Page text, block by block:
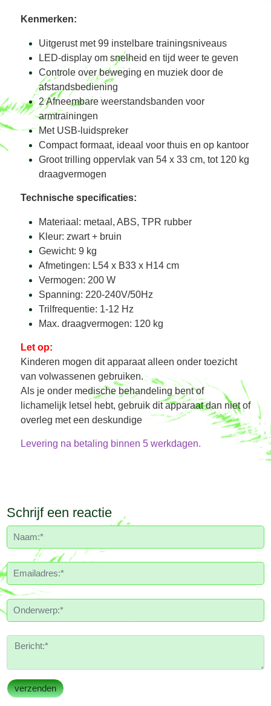
Kenmerken:
Uitgerust met 99 instelbare trainingsniveaus
LED-display om snelheid en tijd weer te geven
Controle over beweging en muziek door de
afstandsbediening
2 Afneembare weerstandsbanden voor
armtrainingen
Met USB-luidspreker
Compact formaat, ideaal voor thuis en op kantoor
Groot trilling oppervlak van 54 x 33 cm, tot 120 kg
draagvermogen
Technische specificaties:
Materiaal: metaal, ABS, TPR rubber
Kleur: zwart + bruin
Gewicht: 9 kg
Afmetingen: L54 x B33 x H14 cm
Vermogen: 200 W
Spanning: 220-240V/50Hz
Trilfrequentie: 1-12 Hz
Max. draagvermogen: 120 kg
Let op:
Kinderen mogen dit apparaat alleen onder toezicht
van volwassenen gebruiken.
Als je onder medische behandeling bent of
lichamelijk letsel hebt, gebruik dit apparaat dan niet of
overleg met een deskundige
Levering na betaling binnen 5 werkdagen.
Schrijf een reactie